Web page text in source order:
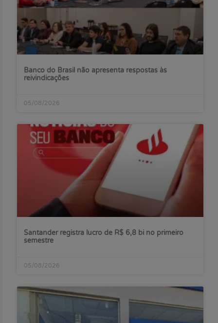
Banco do Brasil não apresenta respostas às
reivindicações
05/08/2026
Santander registra lucro de R$ 6,8 bi no primeiro
semestre
05/08/2026